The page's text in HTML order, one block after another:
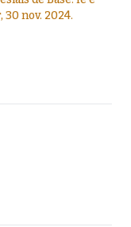
30 nov. 2024.